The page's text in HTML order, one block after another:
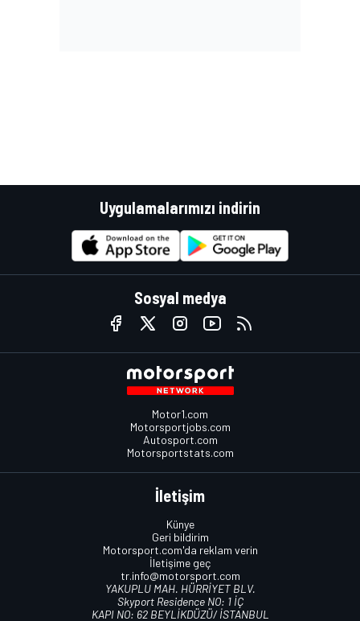
Uygulamalarımızı indirin
Sosyal medya
Motor1.com
Motorsportjobs.com
Autosport.com
Motorsportstats.com
İletişim
Künye
Geri bildirim
Motorsport.com'da reklam verin
İletişime geç
tr.info@motorsport.com
YAKUPLU MAH. HÜRRİYET BLV.
Skyport Residence NO: 1 İÇ
KAPI NO: 62 BEYLİKDÜZÜ/ İSTANBUL